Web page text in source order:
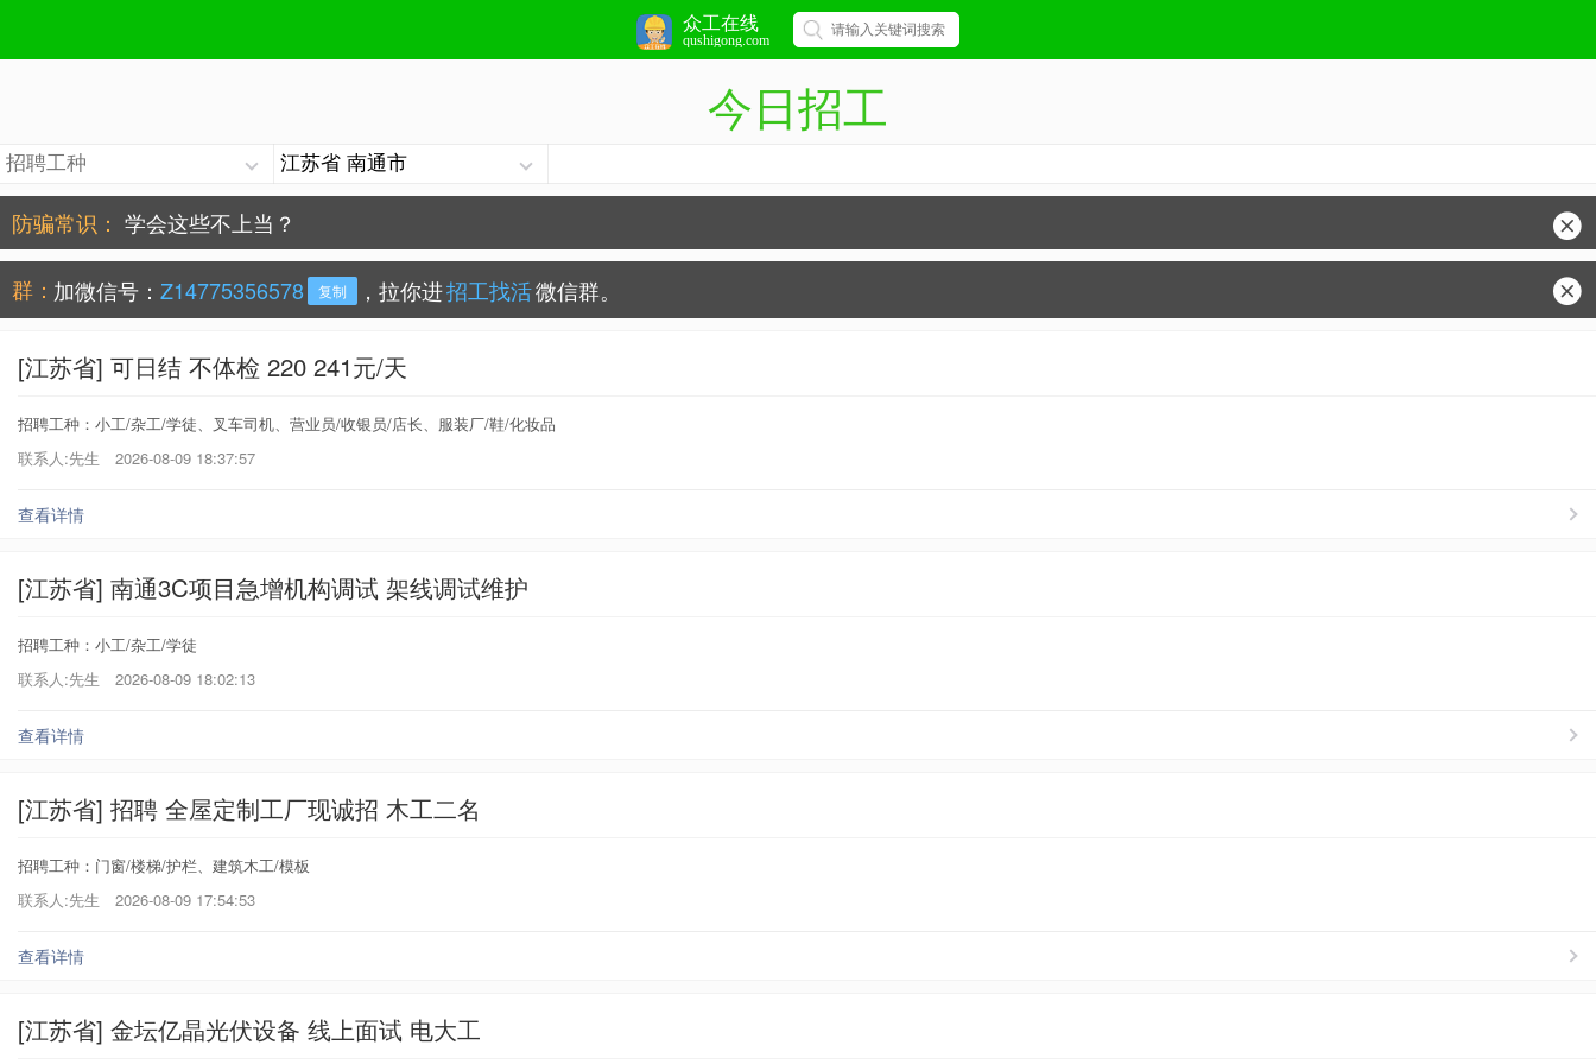
众工在线
qushigong.com
今日招工
防骗常识： 学会这些不上当？
手机号被冒用，点击查看处理办法。
群： 加微信号： Z14775356578 复制 ，拉你进招工找活微信群。
[江苏省] 可日结 不体检 220 241元/天
招聘工种：小工/杂工/学徒、叉车司机、营业员/收银员/店长、服装厂/鞋/化妆品
联系人:先生
2026-08-09 18:37:57
查看详情
[江苏省] 南通3C项目急增机构调试 架线调试维护
招聘工种：小工/杂工/学徒
联系人:先生
2026-08-09 18:02:13
查看详情
[江苏省] 招聘 全屋定制工厂现诚招 木工二名
招聘工种：门窗/楼梯/护栏、建筑木工/模板
联系人:先生
2026-08-09 17:54:53
查看详情
[江苏省] 金坛亿晶光伏设备 线上面试 电大工